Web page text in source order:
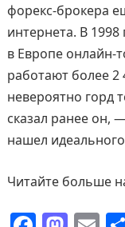
форекс‑брокера
интернета. В 1998
в Европе
работают более 2
невероятно горд
сказал ранее он,
нашел
Читайте больше